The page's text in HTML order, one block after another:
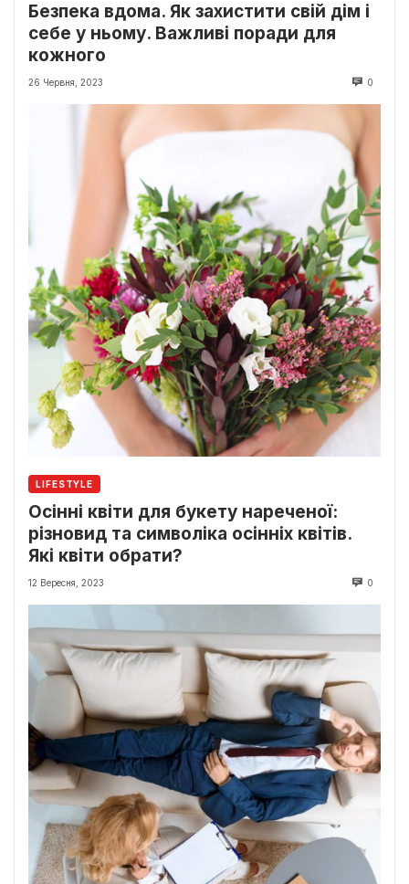
Безпека вдома. Як захистити свій дім і
себе у ньому. Важливі поради для
кожного
26 Червня, 2023 0
LIFESTYLE
Осінні квіти для букету нареченої:
різновид та символіка осінніх квітів.
Які квіти обрати?
12 Вересня, 2023 0